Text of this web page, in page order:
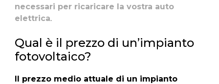
necessari per ricaricare la vostra auto
elettrica.
Qual è il prezzo di un’impianto
fotovoltaico?
Il prezzo medio attuale di un impianto